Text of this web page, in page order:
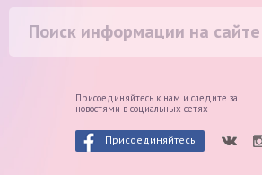
Присоединяйтесь к нам и следите за
новостями в социальных сетях
Присоединяйтесь